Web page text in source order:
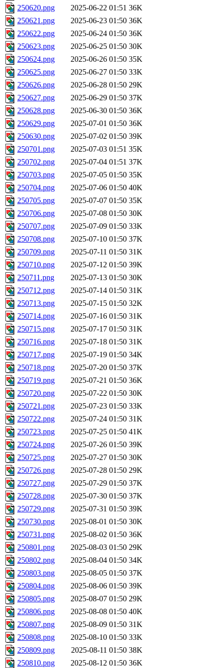
250620.png
2025-06-22 01:51 36K
250621.png
2025-06-23 01:50 36K
250622.png
2025-06-24 01:50 36K
250623.png
2025-06-25 01:50 30K
250624.png
2025-06-26 01:50 35K
250625.png
2025-06-27 01:50 33K
250626.png
2025-06-28 01:50 29K
250627.png
2025-06-29 01:50 37K
250628.png
2025-06-30 01:50 36K
250629.png
2025-07-01 01:50 36K
250630.png
2025-07-02 01:50 39K
250701.png
2025-07-03 01:51 35K
250702.png
2025-07-04 01:51 37K
250703.png
2025-07-05 01:50 35K
250704.png
2025-07-06 01:50 40K
250705.png
2025-07-07 01:50 35K
250706.png
2025-07-08 01:50 30K
250707.png
2025-07-09 01:50 33K
250708.png
2025-07-10 01:50 37K
250709.png
2025-07-11 01:50 31K
250710.png
2025-07-12 01:50 39K
250711.png
2025-07-13 01:50 30K
250712.png
2025-07-14 01:50 31K
250713.png
2025-07-15 01:50 32K
250714.png
2025-07-16 01:50 31K
250715.png
2025-07-17 01:50 31K
250716.png
2025-07-18 01:50 31K
250717.png
2025-07-19 01:50 34K
250718.png
2025-07-20 01:50 37K
250719.png
2025-07-21 01:50 36K
250720.png
2025-07-22 01:50 30K
250721.png
2025-07-23 01:50 33K
250722.png
2025-07-24 01:50 31K
250723.png
2025-07-25 01:50 41K
250724.png
2025-07-26 01:50 39K
250725.png
2025-07-27 01:50 30K
250726.png
2025-07-28 01:50 29K
250727.png
2025-07-29 01:50 37K
250728.png
2025-07-30 01:50 37K
250729.png
2025-07-31 01:50 39K
250730.png
2025-08-01 01:50 30K
250731.png
2025-08-02 01:50 36K
250801.png
2025-08-03 01:50 29K
250802.png
2025-08-04 01:50 34K
250803.png
2025-08-05 01:50 37K
250804.png
2025-08-06 01:50 39K
250805.png
2025-08-07 01:50 29K
250806.png
2025-08-08 01:50 40K
250807.png
2025-08-09 01:50 31K
250808.png
2025-08-10 01:50 33K
250809.png
2025-08-11 01:50 38K
250810.png
2025-08-12 01:50 36K